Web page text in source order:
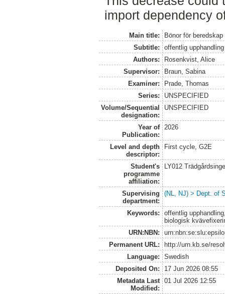
import dependency
Main title:
Bönor för beredskap
Subtitle:
offentlig
Authors:
Rosenkvist, Alice
Supervisor:
Braun, Sabina
Examiner:
Prade, Thomas
Series:
UNSPECIFIED
Volume/Sequential
designation:
UNSPECIFIED
Year of
Publication:
2026
Level and depth
descriptor:
First cycle, G2E
Student's
programme
affiliation:
LY012
Supervising
department:
(NL, NJ) > Dept. of
Keywords:
offentlig
biologisk
URN:NBN:
Permanent URL:
http://urn.kb.se/
Language:
Swedish
Deposited On:
17 Jun 2026 08:55
Metadata Last
Modified:
01 Jul 2026 12:55